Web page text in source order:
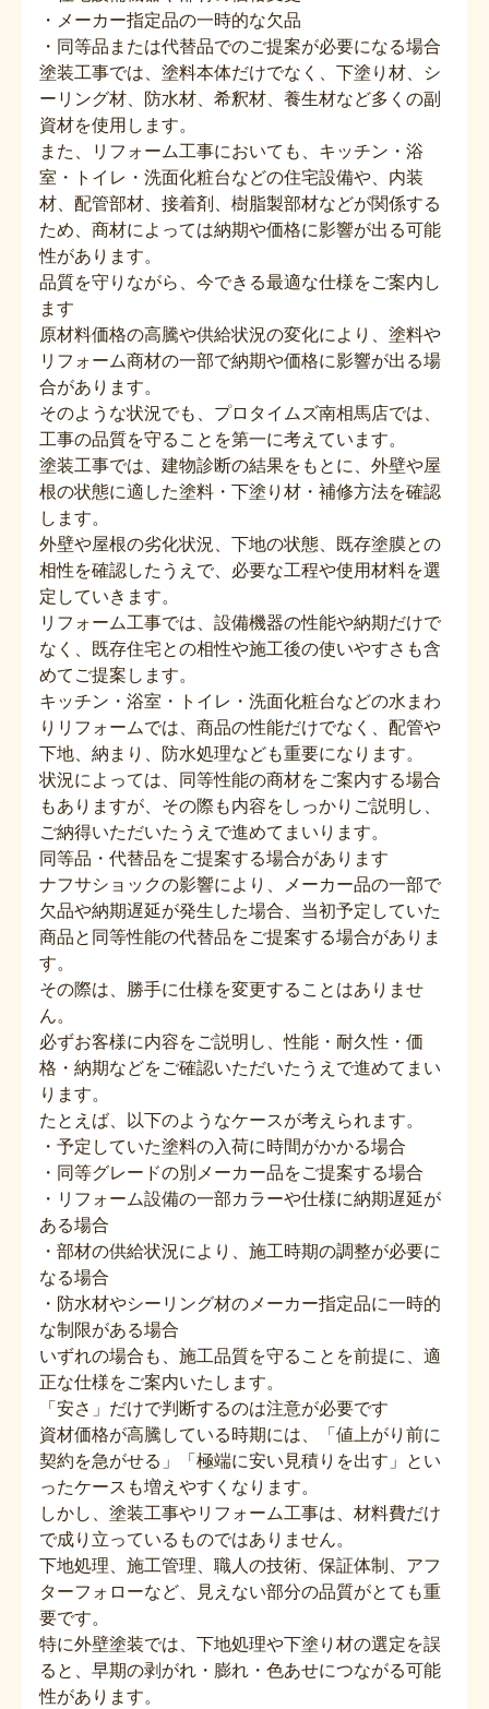
・メーカー指定品の一時的な欠品
・同等品または代替品でのご提案が必要になる場合
塗装工事では、塗料本体だけでなく、下塗り材、シ
ーリング材、防水材、希釈材、養生材など多くの副
資材を使用します。
また、リフォーム工事においても、キッチン・浴
室・トイレ・洗面化粧台などの住宅設備や、内装
材、配管部材、接着剤、樹脂製部材などが関係する
ため、商材によっては納期や価格に影響が出る可能
性があります。
品質を守りながら、今できる最適な仕様をご案内し
ます
原材料価格の高騰や供給状況の変化により、塗料や
リフォーム商材の一部で納期や価格に影響が出る場
合があります。
そのような状況でも、プロタイムズ南相馬店では、
工事の品質を守ることを第一に考えています。
塗装工事では、建物診断の結果をもとに、外壁や屋
根の状態に適した塗料・下塗り材・補修方法を確認
します。
外壁や屋根の劣化状況、下地の状態、既存塗膜との
相性を確認したうえで、必要な工程や使用材料を選
定していきます。
リフォーム工事では、設備機器の性能や納期だけで
なく、既存住宅との相性や施工後の使いやすさも含
めてご提案します。
キッチン・浴室・トイレ・洗面化粧台などの水まわ
りリフォームでは、商品の性能だけでなく、配管や
下地、納まり、防水処理なども重要になります。
状況によっては、同等性能の商材をご案内する場合
もありますが、その際も内容をしっかりご説明し、
ご納得いただいたうえで進めてまいります。
同等品・代替品をご提案する場合があります
ナフサショックの影響により、メーカー品の一部で
欠品や納期遅延が発生した場合、当初予定していた
商品と同等性能の代替品をご提案する場合がありま
す。
その際は、勝手に仕様を変更することはありませ
ん。
必ずお客様に内容をご説明し、性能・耐久性・価
格・納期などをご確認いただいたうえで進めてまい
ります。
たとえば、以下のようなケースが考えられます。
・予定していた塗料の入荷に時間がかかる場合
・同等グレードの別メーカー品をご提案する場合
・リフォーム設備の一部カラーや仕様に納期遅延が
ある場合
・部材の供給状況により、施工時期の調整が必要に
なる場合
・防水材やシーリング材のメーカー指定品に一時的
な制限がある場合
いずれの場合も、施工品質を守ることを前提に、適
正な仕様をご案内いたします。
「安さ」だけで判断するのは注意が必要です
資材価格が高騰している時期には、「値上がり前に
契約を急がせる」「極端に安い見積りを出す」とい
ったケースも増えやすくなります。
しかし、塗装工事やリフォーム工事は、材料費だけ
で成り立っているものではありません。
下地処理、施工管理、職人の技術、保証体制、アフ
ターフォローなど、見えない部分の品質がとても重
要です。
特に外壁塗装では、下地処理や下塗り材の選定を誤
ると、早期の剥がれ・膨れ・色あせにつながる可能
性があります。